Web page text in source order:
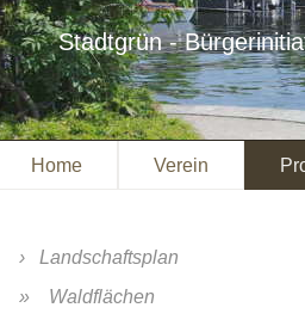
Stadtgrün -
Home Verein
Landschaftsplan
Waldflächen